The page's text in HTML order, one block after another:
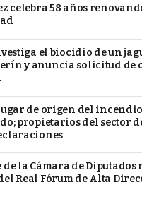
celebra 58 años
el biocidio de un
y anuncia solicitud de
de origen del
propietarios del sector
de la Cámara de Diputados
Real Fórum de Alta